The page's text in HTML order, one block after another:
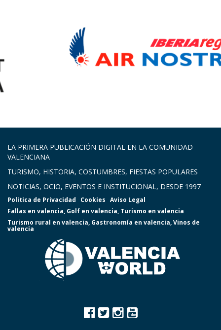
LA PRIMERA PUBLICACIÓN DIGITAL EN LA COMUNIDAD
VALENCIANA
TURISMO, HISTORIA, COSTUMBRES, FIESTAS POPULARES
NOTICIAS, OCIO, EVENTOS E INSTITUCIONAL, DESDE 1997
Politica de Privacidad Cookies Aviso Legal
Fallas en valencia, Golf en valencia, Turismo en valencia
Turismo rural en valencia, Gastronomía en valencia,Vinos de
valencia